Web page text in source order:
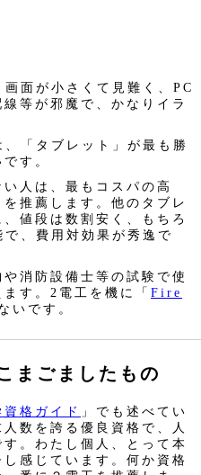
面が小さくて見難く、PC
等が邪魔で、かなりイラ
、「タブレット」が最も勝
す。
人は、最もコスパの高
を推薦します。他のタブレ
値段は数割安く、もちろ
、費用対効果が秀逸で
消防設備士等の試験で使
す。2電工を機に「 Fire
いです。
まごましたもの
格ガイド
」でも述べてい
数を誇る優良資格で、人
。わたし個人、とって本
感じています。何か資格